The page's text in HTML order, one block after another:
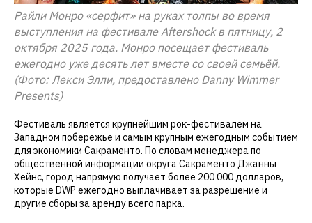
Райли Монро «серфит» на руках толпы во время
выступления на фестивале Aftershock в пятницу, 2
октября 2025 года. Монро посещает фестиваль
ежегодно уже десять лет вместе со своей семьёй.
(Фото: Лекси Элли, предоставлено Danny Wimmer
Presents)
Фестиваль является крупнейшим рок-фестивалем на
Западном побережье и самым крупным ежегодным событием
для экономики Сакраменто. По словам менеджера по
общественной информации округа Сакраменто Джанны
Хейнс, город напрямую получает более 200 000 долларов,
которые DWP ежегодно выплачивает за разрешение и
другие сборы за аренду всего парка.